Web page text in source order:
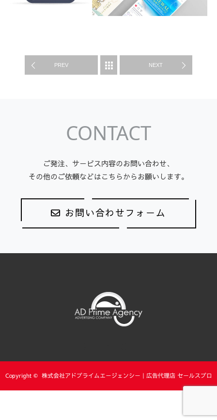
PREV
WORK NEXT
CONTACT
ご発注、サービス内容のお問い合わせ、
その他のご依頼などはこちらからお願いします。
お問い合わせフォーム
Copyright © 株式会社アドプライムエージェンシー｜広告代理店 セールスプロ